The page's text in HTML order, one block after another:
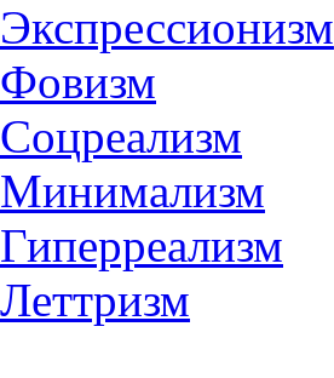
Экспрессионизм
Фовизм
Соцреализм
Минимализм
Гиперреализм
Леттризм